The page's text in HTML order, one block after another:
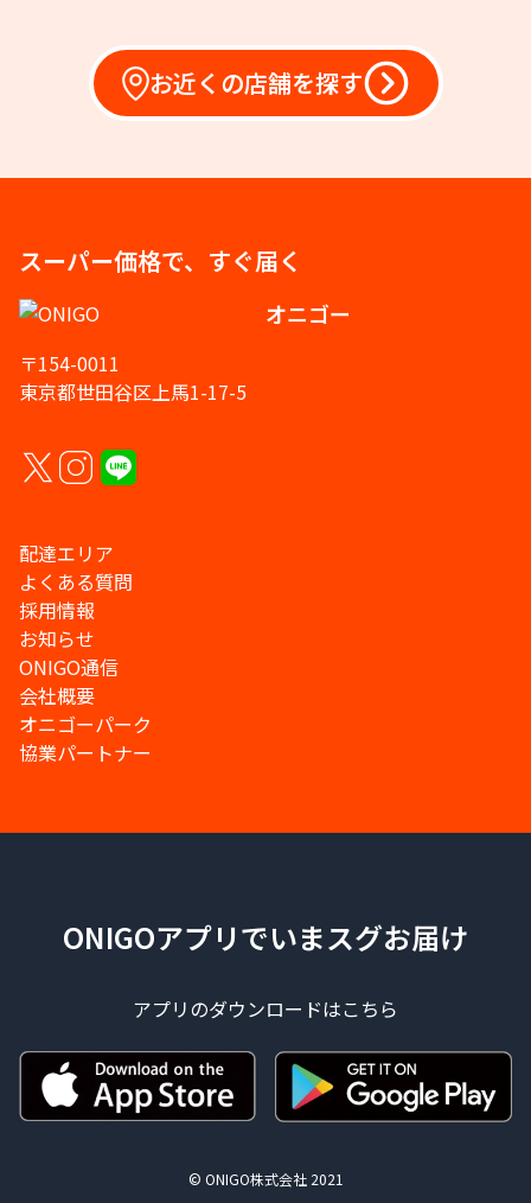
お近くの店舗を探す
スーパー価格で、すぐ届く
オニゴー
〒154-0011
東京都世田谷区上馬1-17-5
配達エリア
よくある質問
採用情報
お知らせ
ONIGO通信
会社概要
オニゴーパーク
協業パートナー
ONIGOアプリでいまスグお届け
アプリのダウンロードはこちら
© ONIGO株式会社 2021